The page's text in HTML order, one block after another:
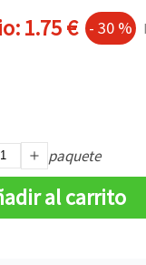
1.75 € - 30 %
paquete
al carrito